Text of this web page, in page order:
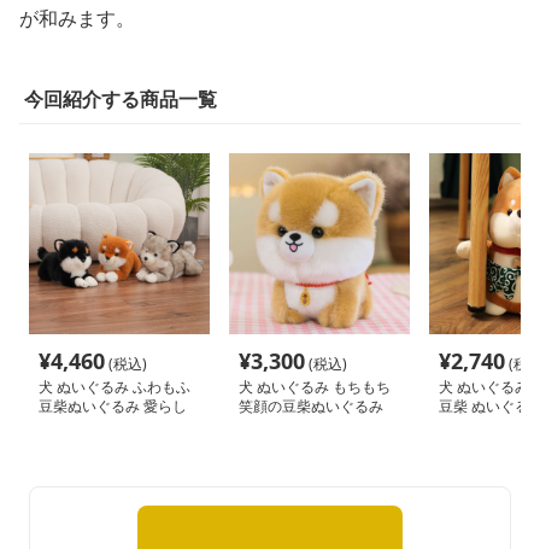
が和みます。
今回紹介する商品一覧
¥4,460(税込)
犬 ぬいぐるみ ふわもふ
豆柴ぬいぐるみ 愛らし
¥3,300(税込)
犬 ぬいぐるみ もちもち
笑顔の豆柴ぬいぐるみ
¥2,740(税
犬 ぬいぐるみ
豆柴 ぬいぐる